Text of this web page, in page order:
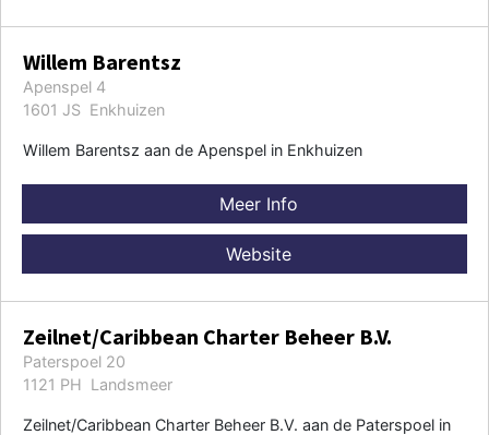
Willem Barentsz
Apenspel 4
1601 JS Enkhuizen
Willem Barentsz aan de Apenspel in Enkhuizen
Meer Info
Website
Zeilnet/Caribbean Charter Beheer B.V.
Paterspoel 20
1121 PH Landsmeer
Zeilnet/Caribbean Charter Beheer B.V. aan de Paterspoel in